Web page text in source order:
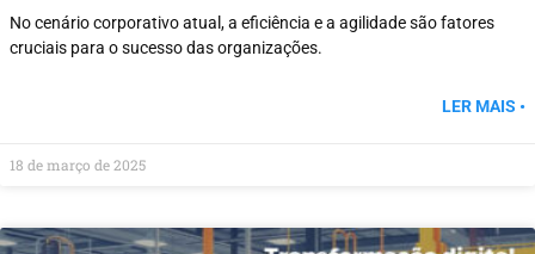
No cenário corporativo atual, a eficiência e a agilidade são fatores
cruciais para o sucesso das organizações.
LER MAIS •
18 de março de 2025